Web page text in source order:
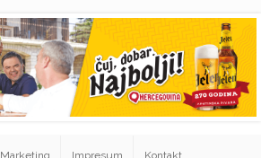
Marketing Impresum Kontakt